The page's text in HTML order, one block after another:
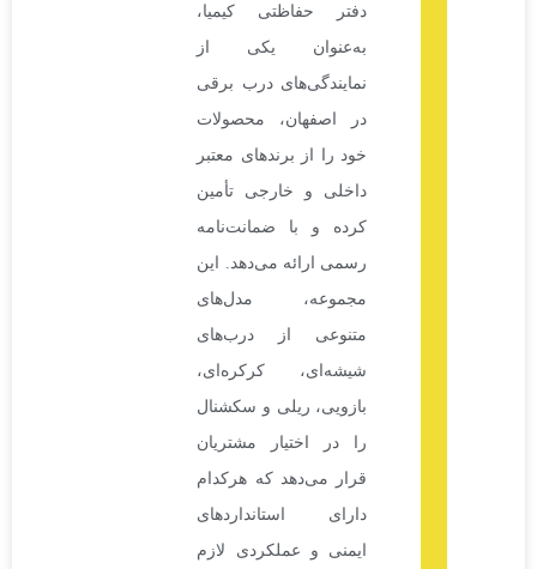
دفتر حفاظتی کیمیا،
به‌عنوان یکی از
نمایندگی‌های درب برقی
در اصفهان، محصولات
خود را از برندهای معتبر
داخلی و خارجی تأمین
کرده و با ضمانت‌نامه
رسمی ارائه می‌دهد. این
مجموعه، مدل‌های
متنوعی از درب‌های
شیشه‌ای، کرکره‌ای،
بازویی، ریلی و سکشنال
را در اختیار مشتریان
قرار می‌دهد که هرکدام
دارای استانداردهای
ایمنی و عملکردی لازم